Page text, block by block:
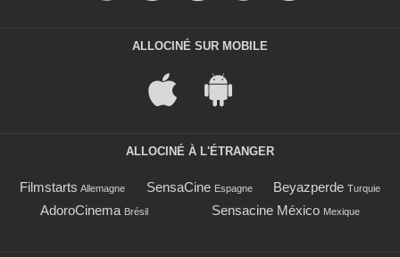
ALLOCINÉ SUR MOBILE
ALLOCINÉ À L'ÉTRANGER
Filmstarts Allemagne SensaCine Espagne Beyazperde Turquie
AdoroCinema Brésil Sensacine México Mexique